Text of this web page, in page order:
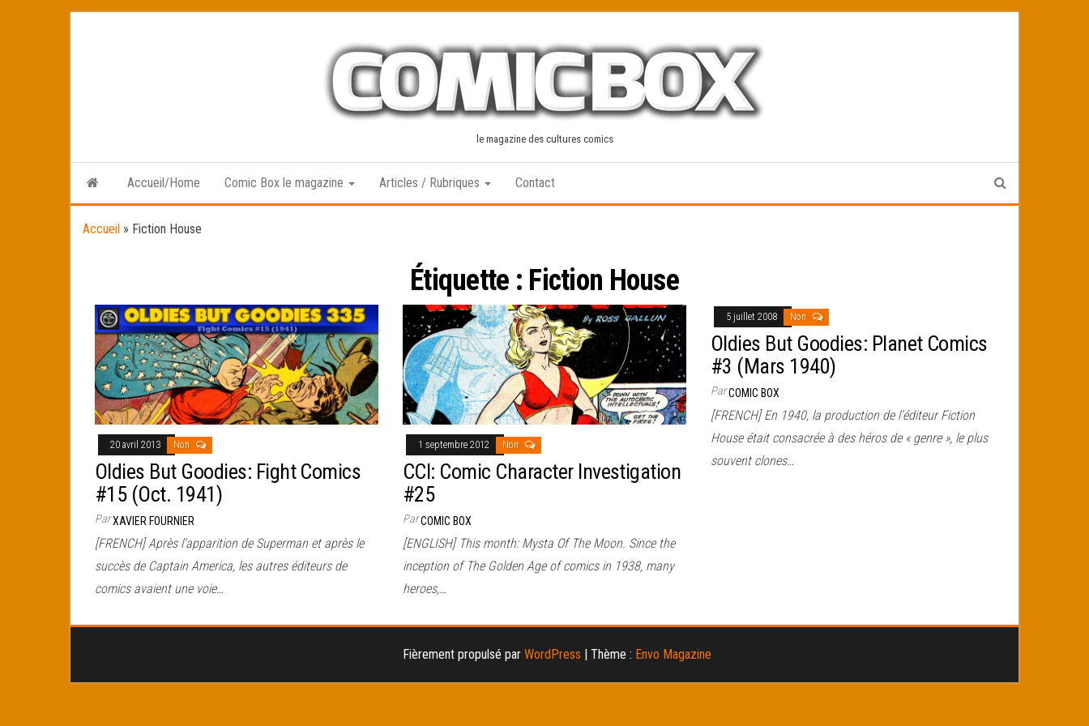
le magazine des cultures comics
Accueil/Home Comic Box le magazine Articles / Rubriques Contact
Accueil » Fiction House
Étiquette : Fiction House
20 avril 2013 Non
Oldies But Goodies: Fight Comics
#15 (Oct. 1941)
ParXAVIER FOURNIER
[FRENCH] Après l’apparition de Superman et après le
succès de Captain America, les autres éditeurs de
comics avaient une voie…
1 septembre 2012 Non
CCI: Comic Character Investigation
#25
ParCOMIC BOX
[ENGLISH] This month: Mysta Of The Moon. Since the
inception of The Golden Age of comics in 1938, many
heroes,…
5 juillet 2008 Non
Oldies But Goodies: Planet Comics
#3 (Mars 1940)
ParCOMIC BOX
[FRENCH] En 1940, la production de l’éditeur Fiction
House était consacrée à des héros de « genre », le plus
souvent clones…
Fièrement propulsé par WordPress | Thème : Envo Magazine